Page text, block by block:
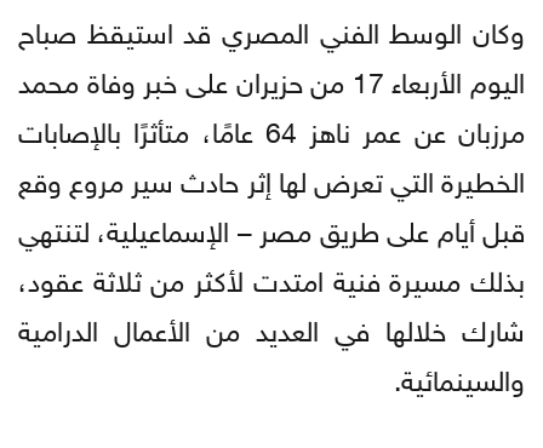
وكان الوسط الفني المصري قد استيقظ صباح
اليوم الأربعاء 17 من حزيران على خبر وفاة محمد
مرزبان عن عمر ناهز 64 عامًا، متأثرًا بالإصابات
الخطيرة التي تعرض لها إثر حادث سير مروع وقع
قبل أيام على طريق مصر – الإسماعيلية، لتنتهي
بذلك مسيرة فنية امتدت لأكثر من ثلاثة عقود،
شارك خلالها في العديد من الأعمال الدرامية
والسينمائية.